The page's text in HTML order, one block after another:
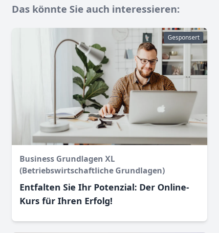
Das könnte Sie auch interessieren:
Gesponsert
Business Grundlagen XL
(Betriebswirtschaftliche Grundlagen)
Entfalten Sie Ihr Potenzial: Der Online-
Kurs für Ihren Erfolg!